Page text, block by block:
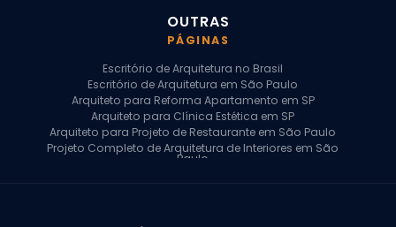
OUTRAS
PÁGINAS
Escritório de Arquitetura no Brasil
Escritório de Arquitetura em São Paulo
Arquiteto para Reforma Apartamento em SP
Arquiteto para Clínica Estética em SP
Arquiteto para Projeto de Restaurante em São Paulo
Projeto Completo de Arquitetura de Interiores em São
Paulo
Arquiteto para Projeto Comercial em São Paulo